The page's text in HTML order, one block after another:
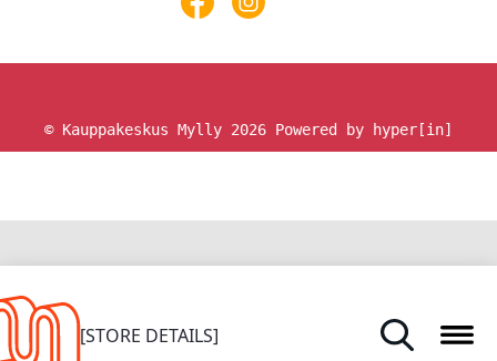
HOME
[STORE DETAILS]
© Kauppakeskus Mylly 2026 Powered by hyper[in]